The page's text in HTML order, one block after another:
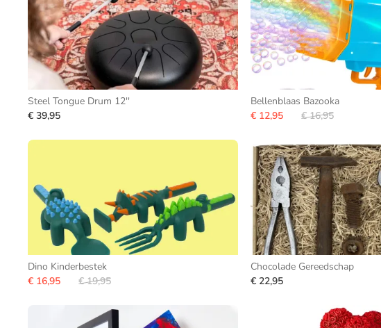
Steel Tongue Drum 12''
€ 39,95
Bellenblaas Bazooka
€ 12,95
€ 16,95
Dino Kinderbestek
€ 16,95
€ 19,95
Chocolade Gereedschap
€ 22,95